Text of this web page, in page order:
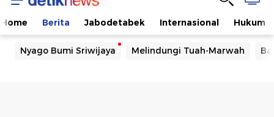
Home Berita Jabodetabek Internasional Hukum
Nyago Bumi Sriwijaya Melindungi Tuah-Marwah